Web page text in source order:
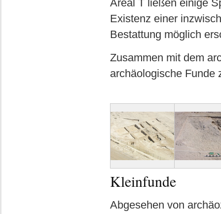
Areal T ließen einige
Existenz einer
Bestattung möglich
Zusammen mit dem
archäologische Funde
Kleinfunde
Abgesehen von